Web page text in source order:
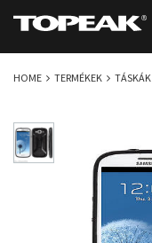
HOME TERMÉKEK TÁSKÁK